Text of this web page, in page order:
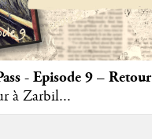
- Episode 9 –
à Zarbil...